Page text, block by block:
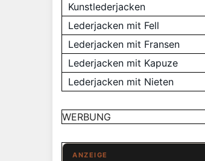
Kunstlederjacken
Lederjacken mit Fell
Lederjacken mit Fransen
Lederjacken mit Kapuze
Lederjacken mit Nieten
WERBUNG
ANZEIGE